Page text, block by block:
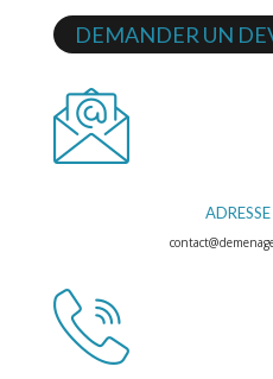
DEMANDER UN